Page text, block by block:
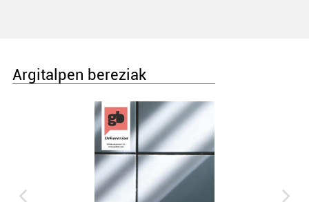
Argitalpen bereziak